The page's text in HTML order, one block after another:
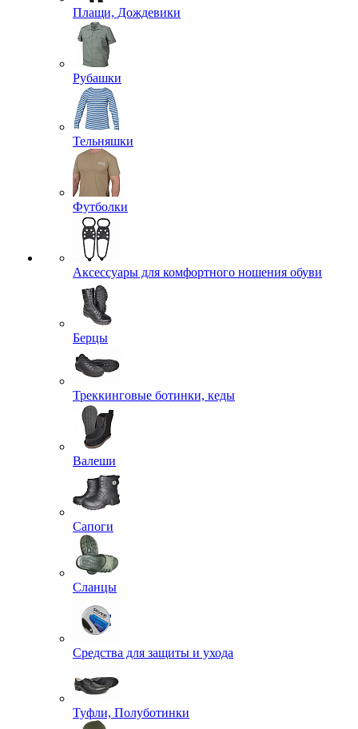
Плащи, Дождевики
Рубашки
Тельняшки
Футболки
Аксессуары для комфортного ношения обуви
Берцы
Треккинговые ботинки, кеды
Валеши
Сапоги
Сланцы
Средства для защиты и ухода
Туфли, Полуботинки